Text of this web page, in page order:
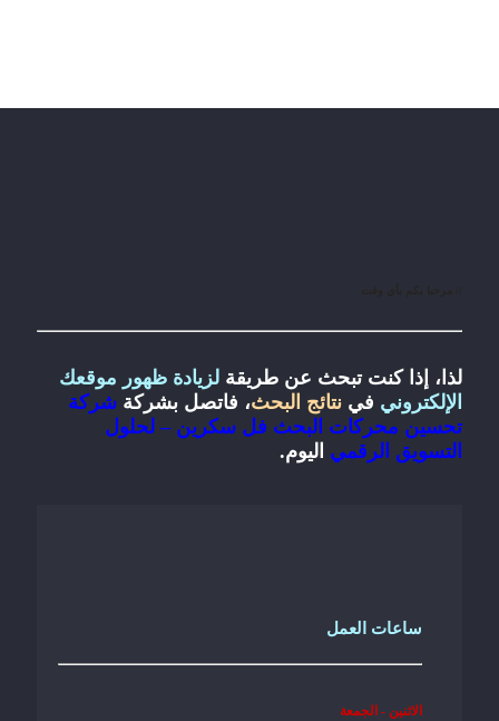
لذا، إذا كنت تبحث عن طريقة لزيادة ظهور موقعك
الإلكتروني في نتائج البحث، فاتصل بشركة شركة
تحسين محركات البحث فل سكرين – لحلول
التسويق الرقمي اليوم.
ساعات العمل
الاثنين - الجمعة